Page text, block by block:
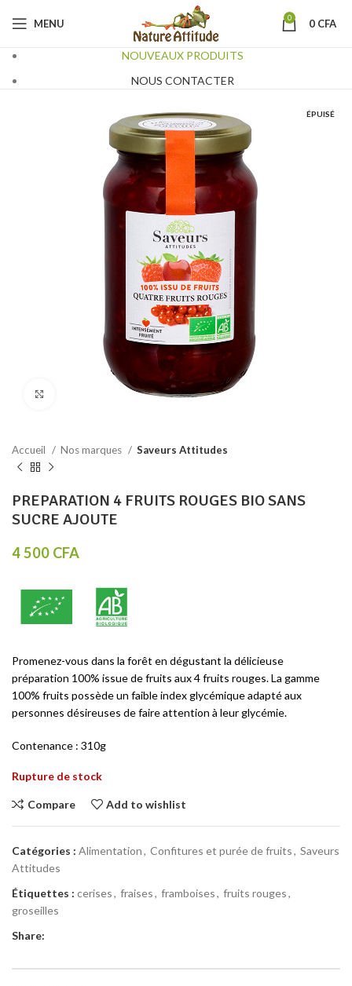
MENU 0 0 CFA
NOUVEAUX PRODUITS
NOUS CONTACTER
ÉPUISÉ
Click to enlarge
Accueil Nos marques Saveurs Attitudes
PREPARATION 4 FRUITS ROUGES BIO SANS
SUCRE AJOUTE
4 500 CFA
Promenez-vous dans la forêt en dégustant la délicieuse
préparation 100% issue de fruits aux 4 fruits rouges. La gamme
100% fruits possède un faible index glycémique adapté aux
personnes désireuses de faire attention à leur glycémie.
Contenance : 310g
Rupture de stock
Compare Add to wishlist
Catégories : Alimentation, Confitures et purée de fruits, Saveurs
Attitudes
Étiquettes : cerises, fraises, framboises, fruits rouges,
groseilles
Share: